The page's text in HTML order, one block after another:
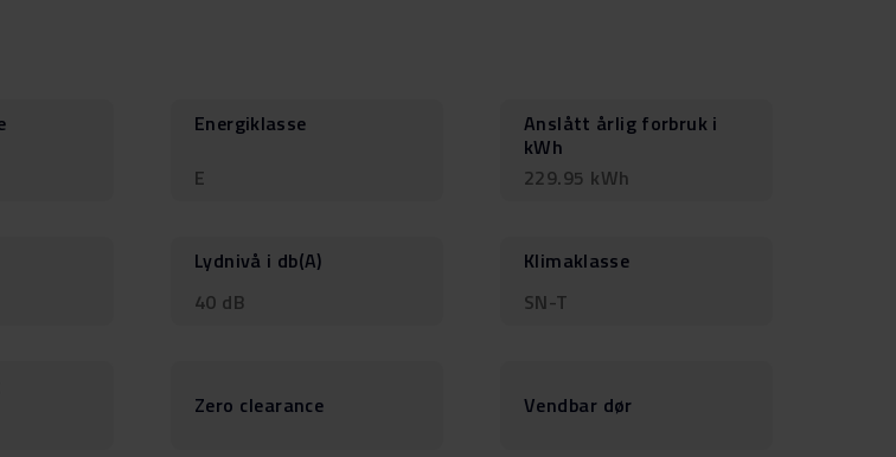
Energiklasse
E
Anslått årlig forbruk i
kWh
229.95 kWh
Lydnivå i db(A)
40 dB
Klimaklasse
SN-T
Zero clearance Vendbar dør